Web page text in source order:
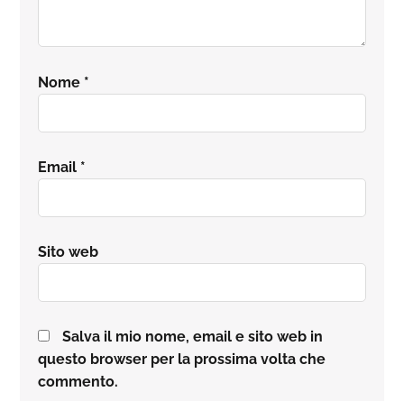
Nome *
Email *
Sito web
Salva il mio nome, email e sito web in
questo browser per la prossima volta che
commento.